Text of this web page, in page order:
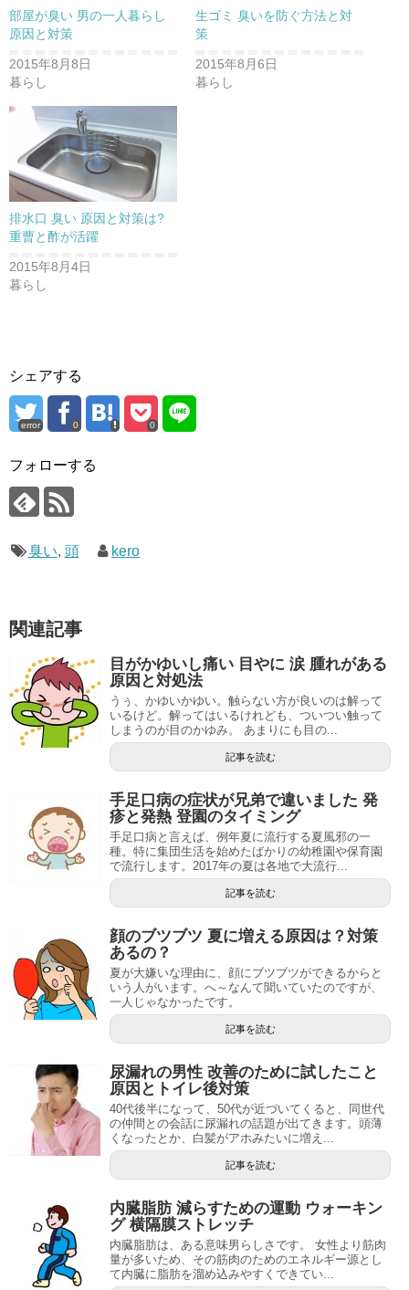
部屋が臭い 男の一人暮らし
原因と対策
2015年8月8日
暮らし
生ゴミ 臭いを防ぐ方法と対
策
2015年8月6日
暮らし
排水口 臭い 原因と対策は?
重曹と酢が活躍
2015年8月4日
暮らし
シェアする
error 0 0
フォローする
臭い, 頭 kero
関連記事
目がかゆいし痛い 目やに 涙 腫れがある
原因と対処法
うぅ、かゆいかゆい。触らない方が良いのは解って
いるけど。解ってはいるけれども、ついつい触って
しまうのが目のかゆみ。 あまりにも目の...
記事を読む
手足口病の症状が兄弟で違いました 発
疹と発熱 登園のタイミング
手足口病と言えば、例年夏に流行する夏風邪の一
種。特に集団生活を始めたばかりの幼稚園や保育園
で流行します。2017年の夏は各地で大流行...
記事を読む
顔のブツブツ 夏に増える原因は？対策
あるの？
夏が大嫌いな理由に、顔にブツブツができるからと
いう人がいます。へ～なんて聞いていたのですが、
一人じゃなかったです。
記事を読む
尿漏れの男性 改善のために試したこと
原因とトイレ後対策
40代後半になって、50代が近づいてくると、同世代
の仲間との会話に尿漏れの話題が出てきます。頭薄
くなったとか、白髪がアホみたいに増え...
記事を読む
内臓脂肪 減らすための運動 ウォーキン
グ 横隔膜ストレッチ
内臓脂肪は、ある意味男らしさです。 女性より筋肉
量が多いため、その筋肉のためのエネルギー源とし
て内臓に脂肪を溜め込みやすくできてい...